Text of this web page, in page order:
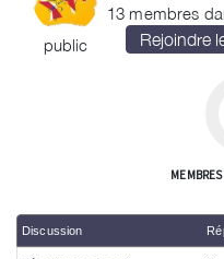
public
13 membres